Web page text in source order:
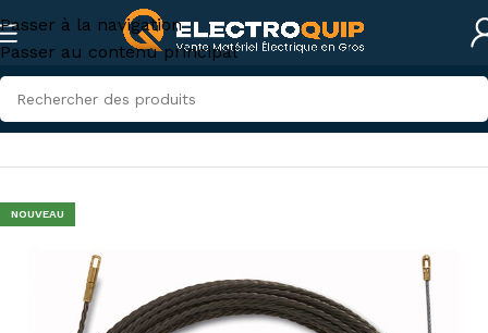
Passer à la navigation
Passer au contenu principal
Accueil/Accessoires et outillage/Outillage
NOUVEAU